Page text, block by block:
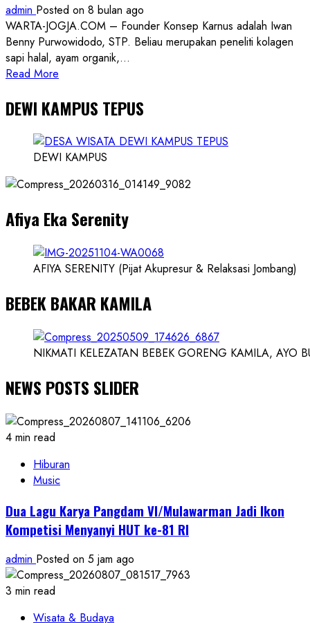
admin Posted on 8 bulan ago
WARTA-JOGJA.COM – Founder Konsep Karnus adalah Iwan
Benny Purwowidodo, STP. Beliau merupakan peneliti kolagen
sapi halal, ayam organik,...
Read More
about
Founder
Konsep
Karnus
Dokter
Ilmuwan
DEWI KAMPUS TEPUS
DEWI KAMPUS
Afiya Eka Serenity
AFIYA SERENITY (Pijat Akupresur & Relaksasi Jombang)
BEBEK BAKAR KAMILA
NIKMATI KELEZATAN BEBEK GORENG KAMILA, AYO
NEWS POSTS SLIDER
4 min read
Hiburan
Music
Dua Lagu Karya Pangdam VI/Mulawarman Jadi Ikon
Kompetisi Menyanyi HUT ke-81 RI
admin Posted on 5 jam ago
3 min read
Wisata & Budaya